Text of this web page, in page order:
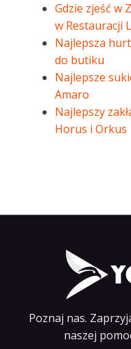
Gdzie zjeść w
w Restauracji
Najlepsza
do butiku
Najlepsze
Amaro
Najlepszy
Horus i Orkus
Poznaj nas.
naszej